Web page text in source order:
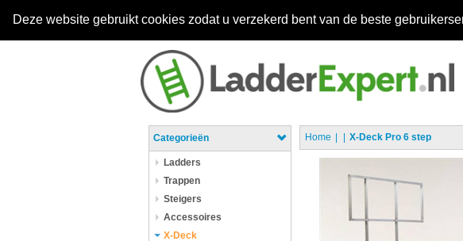
Deze website gebruikt cookies zodat u verzekerd bent van de beste
Categorieën
Ladders
Trappen
Steigers
Accessoires
X-Deck
Home X-Deck Pro 6 step